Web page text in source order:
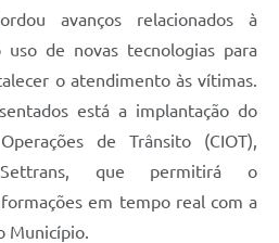
avanços relacionados à
uso de novas tecnologias para
o atendimento às vítimas.
está a implantação do
de Trânsito (CIOT),
que permitirá o
em tempo real com a
Município.